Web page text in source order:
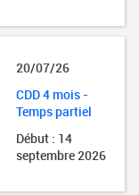
20/07/26
CDD 4 mois -
Temps partiel
Début : 14
septembre 2026